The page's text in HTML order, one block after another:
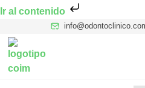
Ir al contenido